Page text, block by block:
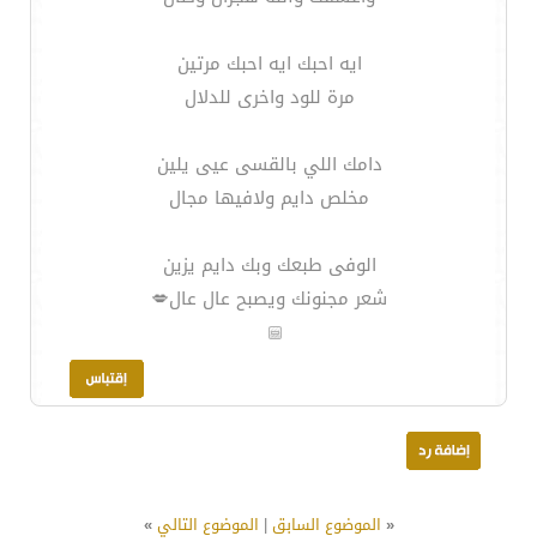
ايه احبك ايه احبك مرتين
مرة للود واخرى للدلال
دامك اللي بالقسى عيى يلين
مخلص دايم ولافيها مجال
الوفى طبعك وبك دايم يزين
شعر مجنونك ويصبح عال عال💋
« الموضوع السابق| الموضوع التالي»